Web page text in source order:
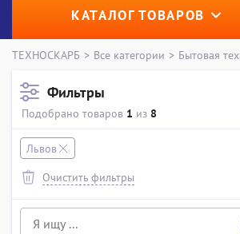
КАТАЛОГ ТОВАРОВ
ТЕХНОСКАРБ > Все категории > Бытовая
Фильтры
Подобрано товаров 1 из 8
Львов
Очистить фильтры